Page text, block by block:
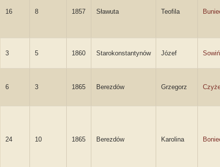
16 8 1857 Sławuta Teofila
3 5 1860 Starokonstantynów Józef
6 3 1865 Berezdów Grzegorz
24 10 1865 Berezdów Karolina